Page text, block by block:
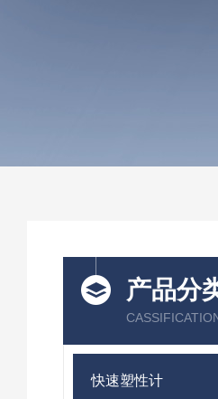
产品分
快速塑性计